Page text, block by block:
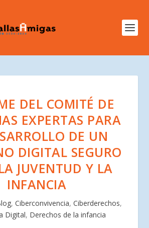
DEL COMITÉ DE
EXPERTAS PARA
DE UN
DIGITAL SEGURO
JUVENTUD Y LA
INFANCIA
, Ciberconvivencia, Ciberderechos,
Digital, Derechos de la infancia